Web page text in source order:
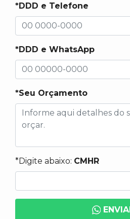
*DDD e Telefone
*DDD e WhatsApp
*Seu Orçamento
*Digite abaixo: CMHR